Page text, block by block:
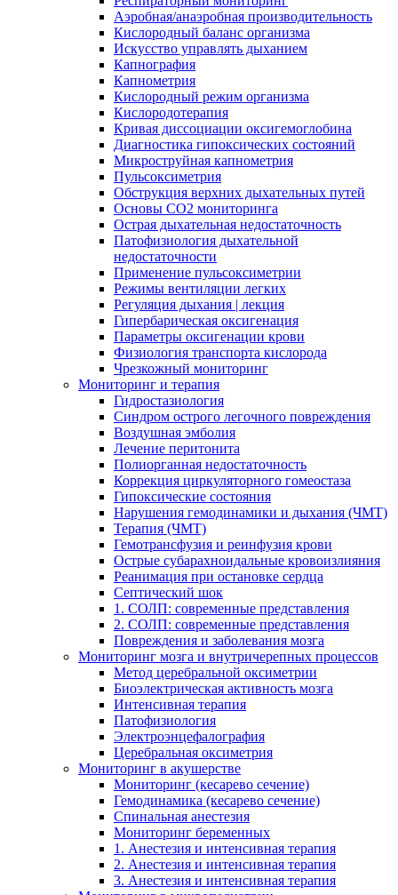
Аэробная/анаэробная производительность
Кислородный баланс организма
Искусство управлять дыханием
Капнография
Капнометрия
Кислородный режим организма
Кислородотерапия
Кривая диссоциации оксигемоглобина
Диагностика гипоксических состояний
Микроструйная капнометрия
Пульсоксиметрия
Обструкция верхних дыхательных путей
Основы СО2 мониторинга
Острая дыхательная недостаточность
Патофизиология дыхательной
недостаточности
Применение пульсоксиметрии
Режимы вентиляции легких
Регуляция дыхания | лекция
Гипербарическая оксигенация
Параметры оксигенации крови
Физиология транспорта кислорода
Чрезкожный мониторинг
Мониторинг и терапия
Гидростазиология
Cиндром острого легочного повреждения
Воздушная эмболия
Лечение перитонита
Полиорганная недостаточность
Коррекция циркуляторного гомеостаза
Гипоксические состояния
Нарушения гемодинамики и дыхания (ЧМТ)
Терапия (ЧМТ)
Гемотрансфузия и реинфузия крови
Острые субарахноидальные кровоизлияния
Реанимация при остановке сердца
Септический шок
1. СОЛП: современные представления
2. СОЛП: современные представления
Повреждения и заболевания мозга
Мониторинг мозга и внутричерепных процессов
Метод церебральной оксиметрии
Биоэлектрическая активность мозга
Интенсивная терапия
Патофизиология
Электроэнцефалография
Церебральная оксиметрия
Мониторинг в акушерстве
Мониторинг (кесарево сечение)
Гемодинамика (кесарево сечение)
Спинальная анестезия
Мониторинг беременных
1. Анестезия и интенсивная терапия
2. Анестезия и интенсивная терапия
3. Анестезия и интенсивная терапия